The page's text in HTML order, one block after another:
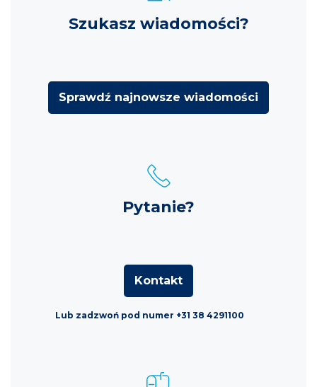
Szukasz wiadomości?
Sprawdź najnowsze wiadomości
Pytanie?
Kontakt
Lub zadzwoń pod numer +31 38 4291100